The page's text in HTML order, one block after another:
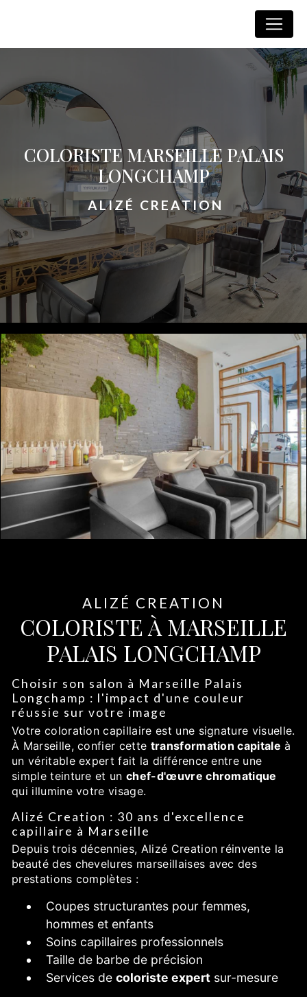
COLORISTE MARSEILLE PALAIS
LONGCHAMP
ALIZÉ CREATION
ALIZÉ CREATION
COLORISTE À MARSEILLE
PALAIS LONGCHAMP
Choisir son salon à Marseille Palais
Longchamp : l'impact d'une couleur
réussie sur votre image
Votre coloration capillaire est une signature visuelle.
À Marseille, confier cette transformation capitale à
un véritable expert fait la différence entre une
simple teinture et unchef-d'œuvre chromatique
qui illumine votre visage.
Alizé Creation : 30 ans d'excellence
capillaire à Marseille
Depuis trois décennies, Alizé Creation réinvente la
beauté des chevelures marseillaises avec des
prestations complètes :
Coupes structurantes pour femmes,
hommes et enfants
Soins capillaires professionnels
Taille de barbe de précision
Services de coloriste expert sur-mesure